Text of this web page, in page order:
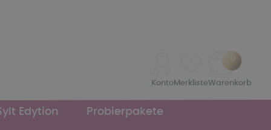
0
Warenkorb
Merkliste
Konto
Edytion Probierpakete